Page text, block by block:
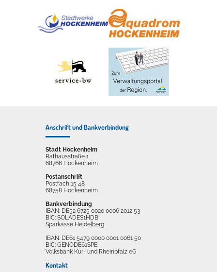
Anschrift und Bankverbindung
Stadt Hockenheim
Rathausstraße 1
68766 Hockenheim
Postanschrift
Postfach 15 48
68758 Hockenheim
Bankverbindung
IBAN: DE52 6725 0020 0006 2012 53
BIC: SOLADES1HDB
Sparkasse Heidelberg
IBAN: DE61 5479 0000 0001 0061 50
BIC: GENODE61SPE
Volksbank Kur- und Rheinpfalz eG
Kontakt